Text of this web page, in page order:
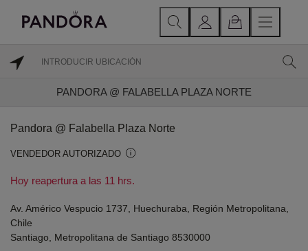
PANDORA @ FALABELLA PLAZA NORTE
Pandora @ Falabella Plaza Norte
VENDEDOR AUTORIZADO
Hoy reapertura a las 11 hrs.
Av. Américo Vespucio 1737, Huechuraba, Región Metropolitana,
Chile
Santiago, Metropolitana de Santiago 8530000